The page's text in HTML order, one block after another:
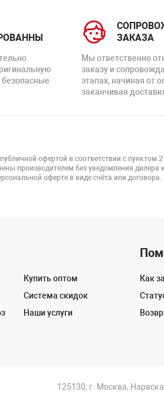
ЗАКАЗА
Мы ответственно
заказу и
этапах, начиная от
заканчивая
офертой в соответствии с
производителем без уведомления
оферте в виде счёта или договора.
Купить оптом
Система скидок
Наши услуги
Как
125130, г. Москва,